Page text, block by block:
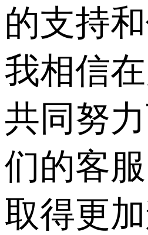
的支持和
我相信
共同努
们的客
取得更